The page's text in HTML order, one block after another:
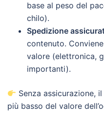
base al peso del
chilo).
Spedizione
contenuto.
valore (elettronica,
importanti).
Senza assicurazione,
più basso del valore